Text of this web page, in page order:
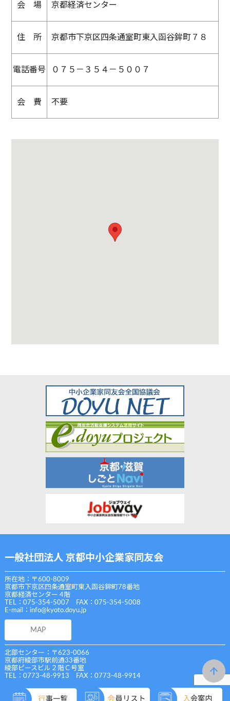
会 場 京都経済センター
住 所 京都市下京区四条通室町東入函谷鉾町７８
電話番号 ０７５－３５４－５００７
会 費 不要
一般社団法人 京都中小企業家同友会
所在地：〒600-8009
京都市下京区四条通室町東入函谷鉾町78番地
京都経済センター 4階
TEL：075-354-5007 FAX：075-354-5008
E-mail： info@kyoto.doyu.jp
MAP
北部センター：〒623-0066
京都府綾部市駅前通33番地
綾部ピースビル２階Ｃ号室
TEL：0773-48-9913 FAX：0773-48-9914
Copyright (C) 一般社団法人 京都中小企業家同友会 All Rights Reserved.